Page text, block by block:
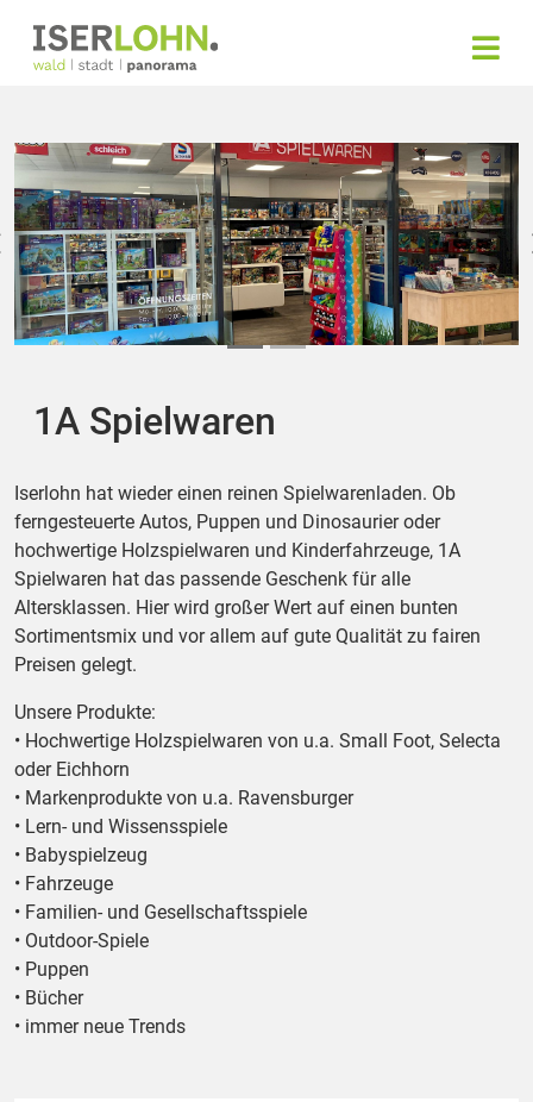
1A Spielwaren
Iserlohn hat wieder einen reinen Spielwarenladen. Ob
ferngesteuerte Autos, Puppen und Dinosaurier oder
hochwertige Holzspielwaren und Kinderfahrzeuge, 1A
Spielwaren hat das passende Geschenk für alle
Altersklassen. Hier wird großer Wert auf einen bunten
Sortimentsmix und vor allem auf gute Qualität zu fairen
Preisen gelegt.
Unsere Produkte:
• Hochwertige Holzspielwaren von u.a. Small Foot, Selecta
oder Eichhorn
• Markenprodukte von u.a. Ravensburger
• Lern- und Wissensspiele
• Babyspielzeug
• Fahrzeuge
• Familien- und Gesellschaftsspiele
• Outdoor-Spiele
• Puppen
• Bücher
• immer neue Trends